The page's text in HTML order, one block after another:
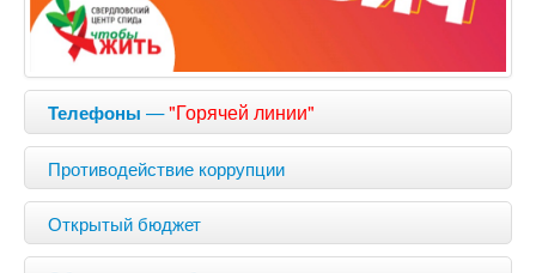
Телефоны —"Горячей линии"
Противодействие коррупции
Открытый бюджет